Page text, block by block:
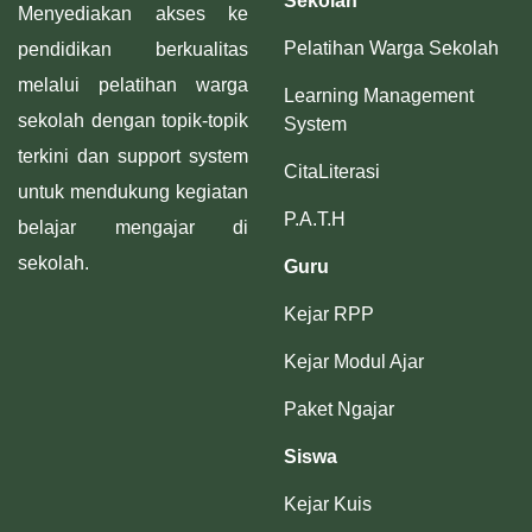
Menyediakan akses ke
pendidikan berkualitas
melalui pelatihan warga
sekolah dengan topik-topik
terkini dan support system
untuk mendukung kegiatan
belajar mengajar di
sekolah.
Pelatihan Warga Sekolah
Learning Management
System
CitaLiterasi
P.A.T.H
Guru
Kejar RPP
Kejar Modul Ajar
Paket Ngajar
Siswa
Kejar Kuis